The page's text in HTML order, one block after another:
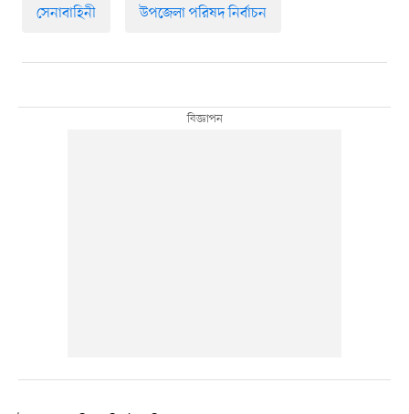
সেনাবাহিনী উপজেলা পরিষদ নির্বাচন